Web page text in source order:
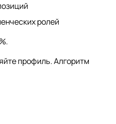
ролей
профиль. Алгоритм